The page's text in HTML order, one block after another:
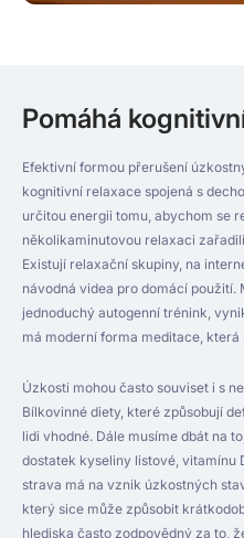
Pomáhá
Efektivní formou přerušení
kognitivní relaxace spojená s
určitou energii tomu, abychom se
několikaminutovou relaxaci
Existují relaxační skupiny, na
návodná videa pro domácí použití.
jednoduchý autogenní trénink,
má moderní forma meditace, která
Úzkosti mohou často souviset i s
Bílkovinné diety, které způsobují
lidi vhodné. Dále musíme dbát na
dostatek kyseliny listové, vitamínu
strava má na vznik úzkostných
který sice může způsobit
hlediska často zodpovědný za to,